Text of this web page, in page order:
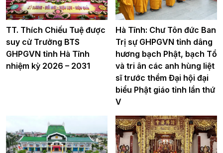
TT. Thích Chiếu Tuệ được
suy cử Trưởng BTS
GHPGVN tỉnh Hà Tĩnh
nhiệm kỳ 2026 – 2031
Hà Tĩnh: Chư Tôn đức Ban
Trị sự GHPGVN tỉnh dâng
hương bạch Phật, bạch Tổ
và tri ân các anh hùng liệt
sĩ trước thềm Đại hội đại
biểu Phật giáo tỉnh lần thứ
V